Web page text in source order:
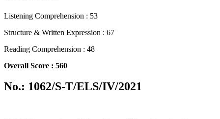
Listening Comprehension : 53
Structure & Written Expression : 67
Reading Comprehension : 48
Overall Score : 560
No.: 1062/S-T/ELS/IV/2021